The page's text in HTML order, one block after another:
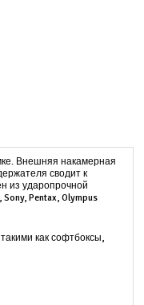
Внешняя накамерная
сводит к
из ударопрочной
Pentax, Olympus
как софтбоксы,